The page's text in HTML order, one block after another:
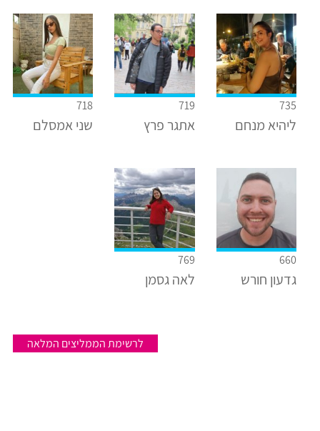
735
ליהיא מנחם
719
אתגר פרץ
718
שני אמסלם
660
גדעון חורש
769
לאה גסמן
לרשימת הממליצים המלאה